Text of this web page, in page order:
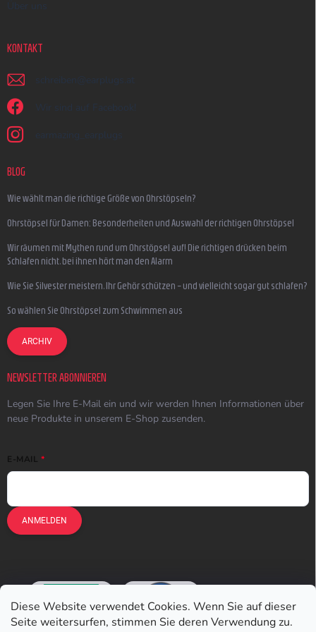
Diese Website verwendet Cookies. Wenn Sie auf dieser
Seite weitersurfen, stimmen Sie deren Verwendung zu.
Über uns
KONTAKT
schreiben @ earplugs.at
Wir sind auf Facebook!
earmazing_earplugs
BLOG
Wie wählt man die richtige Größe von Ohrstöpseln?
Ohrstöpsel für Damen: Besonderheiten und Auswahl der richtigen Ohrstöpsel
Wir räumen mit Mythen rund um Ohrstöpsel auf! Die richtigen drücken beim
Schlafen nicht, bei ihnen hört man den Alarm
Wie Sie Silvester meistern, Ihr Gehör schützen – und vielleicht sogar gut schlafen?
So wählen Sie Ohrstöpsel zum Schwimmen aus
ARCHIV
NEWSLETTER ABONNIEREN
Legen Sie Ihre E-Mail ein und wir werden Ihnen Informationen über
neue Produkte in unserem E-Shop zusenden.
E-MAIL
ANMELDEN